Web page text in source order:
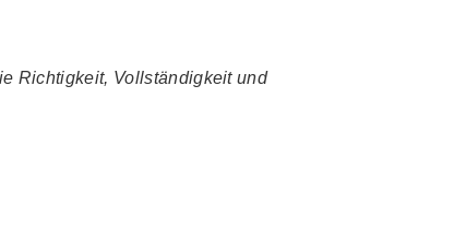
Richtigkeit, Vollständigkeit und